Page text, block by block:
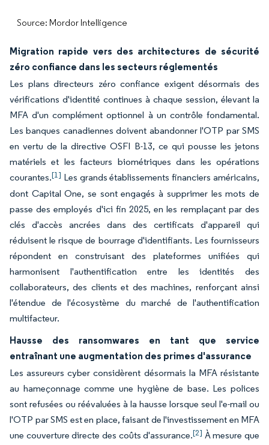
Source: Mordor Intelligence
Migration rapide vers des architectures de sécurité
zéro confiance dans les secteurs réglementés
Les plans directeurs zéro confiance exigent désormais des
vérifications d'identité continues à chaque session, élevant la
MFA d'un complément optionnel à un contrôle fondamental.
Les banques canadiennes doivent abandonner l'OTP par SMS
en vertu de la directive OSFI B-13, ce qui pousse les jetons
matériels et les facteurs biométriques dans les opérations
courantes.[1] Les grands établissements financiers américains,
dont Capital One, se sont engagés à supprimer les mots de
passe des employés d'ici fin 2025, en les remplaçant par des
clés d'accès ancrées dans des certificats d'appareil qui
réduisent le risque de bourrage d'identifiants. Les fournisseurs
répondent en construisant des plateformes unifiées qui
harmonisent l'authentification entre les identités des
collaborateurs, des clients et des machines, renforçant ainsi
l'étendue de l'écosystème du marché de l'authentification
multifacteur.
Hausse des ransomwares en tant que service
entraînant une augmentation des primes d'assurance
Les assureurs cyber considèrent désormais la MFA résistante
au hameçonnage comme une hygiène de base. Les polices
sont refusées ou réévaluées à la hausse lorsque seul l'e-mail ou
l'OTP par SMS est en place, faisant de l'investissement en MFA
une couverture directe des coûts d'assurance.[2] À mesure que